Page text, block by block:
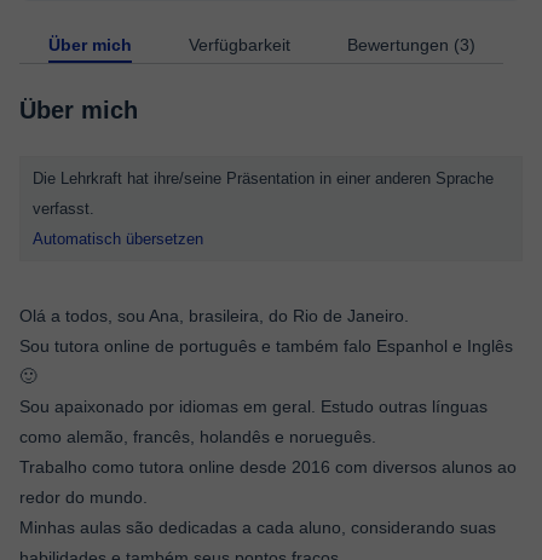
Über mich Verfügbarkeit Bewertungen (3)
Über mich
Die Lehrkraft hat ihre/seine Präsentation in einer anderen Sprache
verfasst.
Automatisch übersetzen
Olá a todos, sou Ana, brasileira, do Rio de Janeiro.
Sou tutora online de português e também falo Espanhol e Inglês
🙂
Sou apaixonado por idiomas em geral. Estudo outras línguas
como alemão, francês, holandês e norueguês.
Trabalho como tutora online desde 2016 com diversos alunos ao
redor do mundo.
Minhas aulas são dedicadas a cada aluno, considerando suas